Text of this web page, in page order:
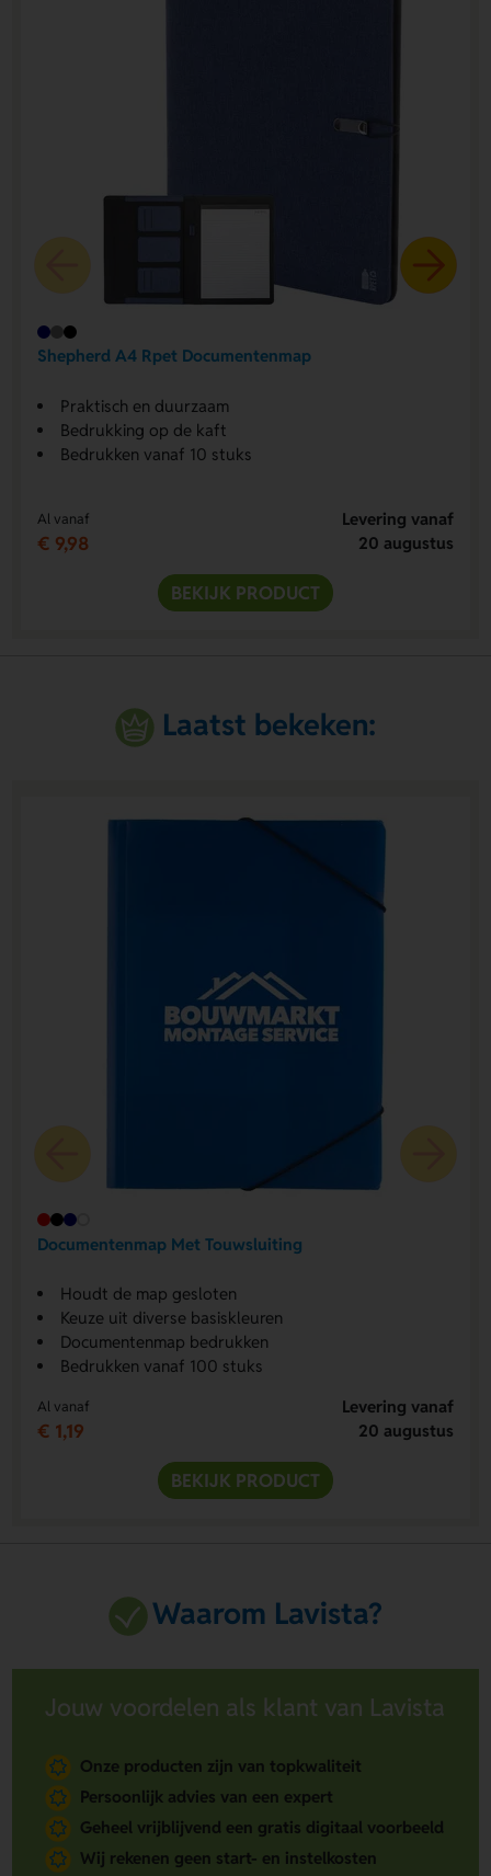
Shepherd A4 Rpet Documentenmap
Praktisch en duurzaam
Bedrukking op de kaft
Bedrukken vanaf 10 stuks
Al vanaf
€ 9,98
Levering vanaf
20 augustus
BEKIJK PRODUCT
Laatst bekeken:
Documentenmap Met Touwsluiting
Houdt de map gesloten
Keuze uit diverse basiskleuren
Documentenmap bedrukken
Bedrukken vanaf 100 stuks
Al vanaf
€ 1,19
Levering vanaf
20 augustus
BEKIJK PRODUCT
Waarom Lavista?
Jouw voordelen als klant van Lavista
Onze producten zijn van topkwaliteit
Persoonlijk advies van een expert
Geheel vrijblijvend een gratis digitaal voorbeeld
Wij rekenen geen start- en instelkosten